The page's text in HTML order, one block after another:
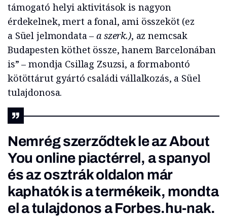
támogató helyi aktivitások is nagyon
érdekelnek, mert a fonal, ami összeköt (ez
a Süel jelmondata– a szerk.), az nemcsak
Budapesten köthet össze, hanem Barcelonában
is” – mondja Csillag Zsuzsi, a formabontó
kötöttárut gyártó családi vállalkozás, a Süel
tulajdonosa.
Nemrég szerződtek le az About
You online piactérrel, a spanyol
és az osztrák oldalon már
kaphatók is a termékeik, mondta
el a tulajdonos a Forbes.hu-nak.